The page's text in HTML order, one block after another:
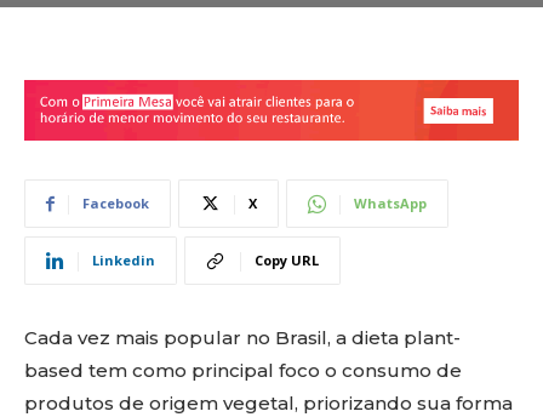
Facebook X WhatsApp
Linkedin Copy URL
Cada vez mais popular no Brasil, a dieta plant-
based tem como principal foco o consumo de
produtos de origem vegetal, priorizando sua forma